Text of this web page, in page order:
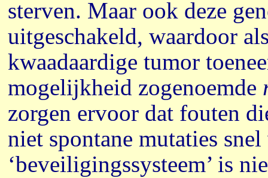
sterven. Maar ook deze
uitgeschakeld, waardoor
kwaadaardige tumor
mogelijkheid zogenoemde
zorgen ervoor dat fouten
niet spontane mutaties
‘beveiligingssysteem’ is